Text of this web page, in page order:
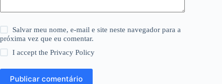
Salvar meu nome, e-mail e site neste navegador para a
próxima vez que eu comentar.
I accept thePrivacy Policy
Publicar comentário